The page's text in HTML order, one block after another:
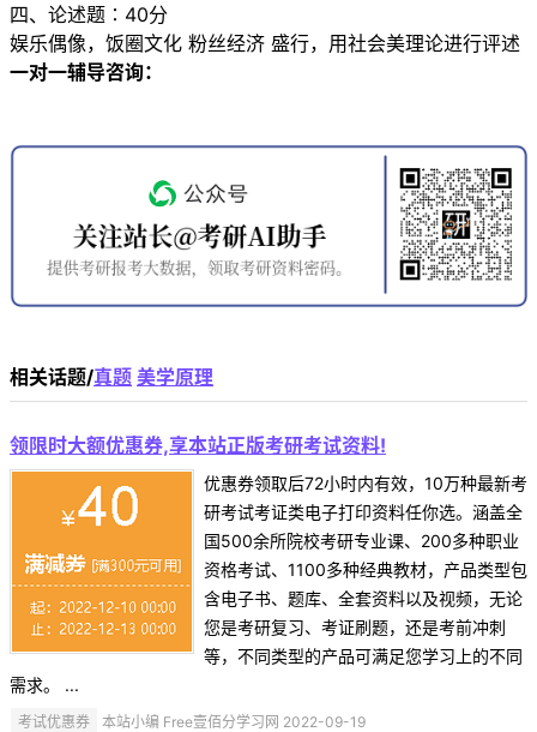
四、论述题∶40分
娱乐偶像，饭圈文化 粉丝经济 盛行，用社会美理论进行评述
一对一辅导咨询：
相关话题/真题 美学原理
领限时大额优惠券,享本站正版考研考试资料!
优惠券领取后72小时内有效，10万种最新考
研考试考证类电子打印资料任你选。涵盖全
国500余所院校考研专业课、200多种职业
资格考试、1100多种经典教材，产品类型包
含电子书、题库、全套资料以及视频，无论
您是考研复习、考证刷题，还是考前冲刺
等，不同类型的产品可满足您学习上的不同
需求。 ...
考试优惠券 本站小编 Free壹佰分学习网 2022-09-19